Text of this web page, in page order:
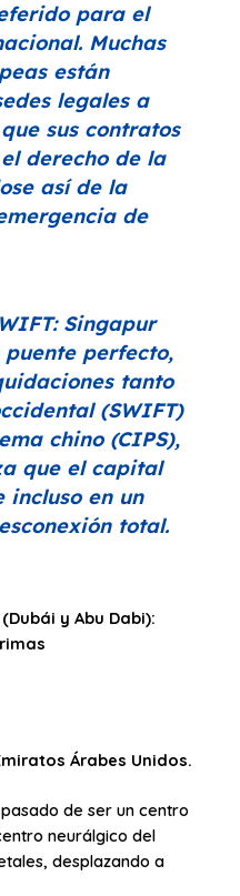
para el
Muchas
están
legales a
sus contratos
derecho de la
así de la
de
Singapur
perfecto,
tanto
(SWIFT)
chino (CIPS),
que el capital
incluso en un
total.
y Abu Dabi):
Árabes Unidos.
de ser un centro
neurálgico del
desplazando a